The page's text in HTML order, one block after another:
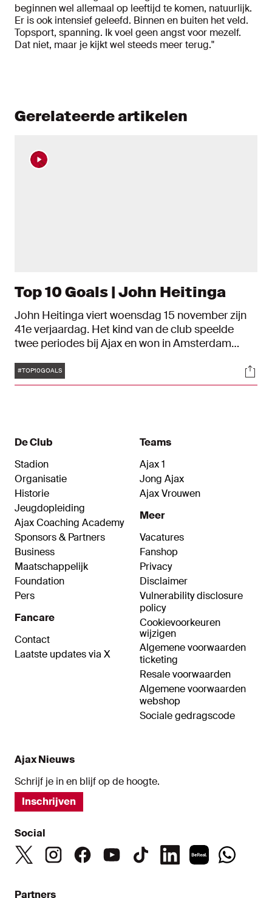
beginnen wel allemaal op leeftijd te komen, natuurlijk.
Er is ook intensief geleefd. Binnen en buiten het veld.
Topsport, spanning. Ik voel geen angst voor mezelf.
Dat niet, maar je kijkt wel steeds meer terug."
Gerelateerde artikelen
Top 10 Goals | John Heitinga
John Heitinga viert woensdag 15 november zijn
41e verjaardag. Het kind van de club speelde
twee periodes bij Ajax en won in Amsterdam
KNVB-bekertoernooi. Daarnaast was hij vorig
seizoen ook nog interim-hoofdtrainer in de
Tags
#TOP10GOALS
De Club
Stadion
Organisatie
Historie
Jeugdopleiding
Ajax Coaching Academy
Sponsors & Partners
Business
Maatschappelijk
Foundation
Pers
Fancare
Contact
Laatste updates via X
Teams
Ajax 1
Jong Ajax
Ajax Vrouwen
Meer
Vacatures
Fanshop
Privacy
Disclaimer
Vulnerability disclosure
policy
Cookievoorkeuren
wijzigen
Algemene voorwaarden
ticketing
Resale voorwaarden
Algemene voorwaarden
webshop
Sociale gedragscode
Ajax Nieuws
Schrijf je in en blijf op de hoogte.
Inschrijven
Social
Partners